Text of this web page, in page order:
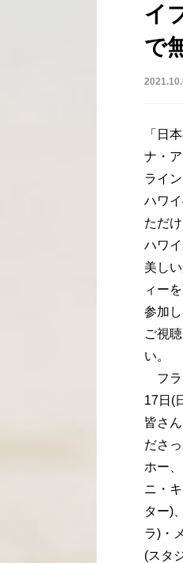
イ
で
「日
ナ・
ライ
ハワ
ただ
ハワ
美し
ィー
参加
ご視
い。
フラ
17日(
皆さ
ださ
ホー
ニ・
ター)
ラ)・
(スタ